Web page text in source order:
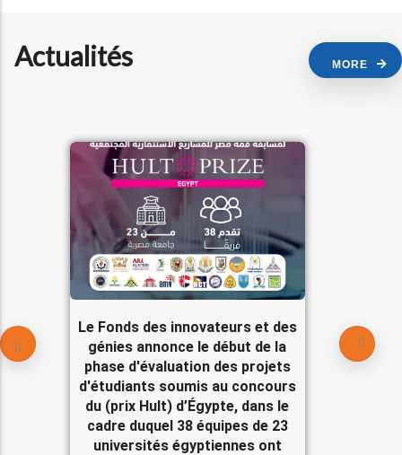
Actualités MORE
Le Fonds des innovateurs et des
génies annonce le début de la
phase d'évaluation des projets
d'étudiants soumis au concours
du (prix Hult) d’Égypte, dans le
cadre duquel 38 équipes de 23
universités égyptiennes ont